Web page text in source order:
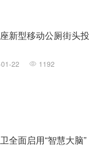
新型移动公厕街头
22 1192
全面启用“智慧大脑